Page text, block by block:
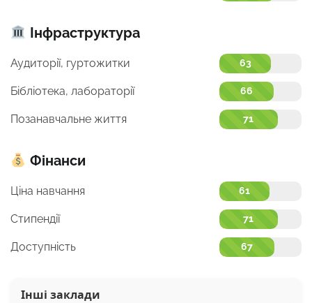
Інфраструктура
Аудиторії, гуртожитки 63
Бібліотека, лабораторії 66
Позанавчальне життя 71
Фінанси
Ціна навчання 61
Стипендії 71
Доступність 67
Інші заклади